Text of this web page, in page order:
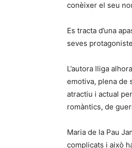
conèixer el seu
Es tracta d’una
seves
L’autora lliga
emotiva, plena de
atractiu i actual
romàntics, de
Maria de la Pau
complicats i això